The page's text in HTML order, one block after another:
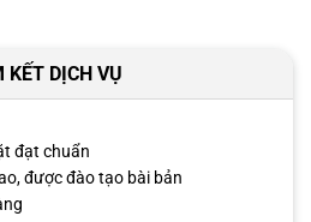
KẾT DỊCH VỤ
đạt chuẩn
được đào tạo bài bản